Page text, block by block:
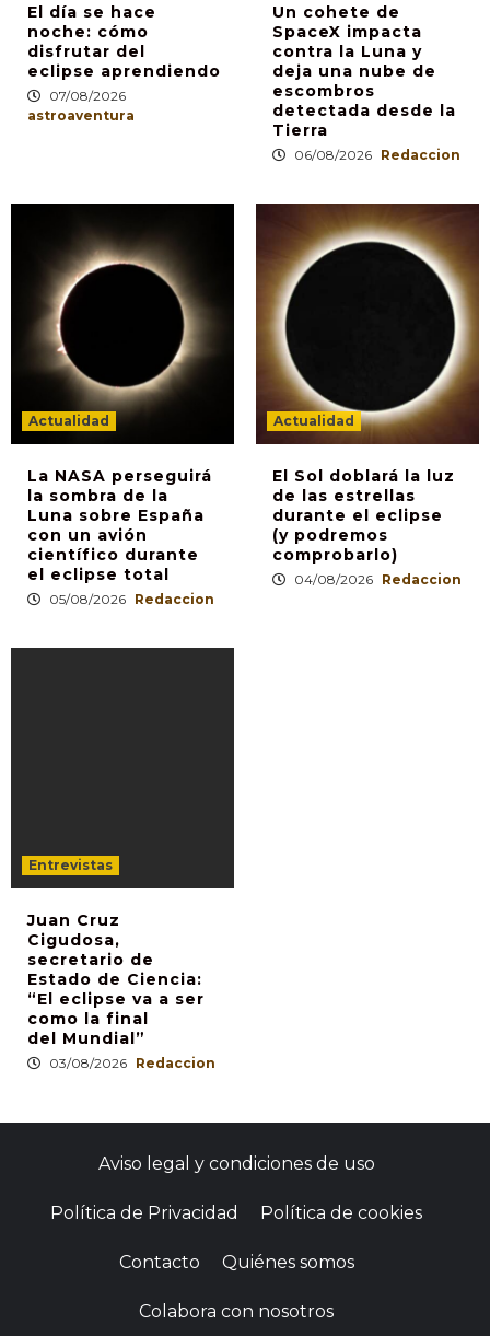
El día se hace
noche: cómo
disfrutar del
eclipse aprendiendo
07/08/2026
astroaventura
Un cohete de
SpaceX impacta
contra la Luna y
deja una nube de
escombros
detectada desde la
Tierra
06/08/2026 Redaccion
Actualidad
La NASA perseguirá
la sombra de la
Luna sobre España
con un avión
científico durante
el eclipse total
05/08/2026 Redaccion
Actualidad
El Sol doblará la luz
de las estrellas
durante el eclipse
(y podremos
comprobarlo)
04/08/2026 Redaccion
Entrevistas
Juan Cruz
Cigudosa,
secretario de
Estado de Ciencia:
“El eclipse va a ser
como la final
del Mundial”
03/08/2026 Redaccion
Aviso legal y condiciones de uso
Política de Privacidad Política de cookies
Contacto Quiénes somos
Colabora con nosotros